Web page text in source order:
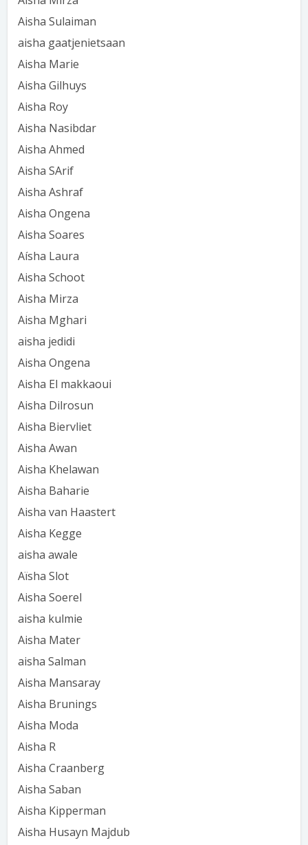
Aisha Sulaiman
aisha gaatjenietsaan
Aisha Marie
Aisha Gilhuys
Aisha Roy
Aisha Nasibdar
Aisha Ahmed
Aisha SArif
Aisha Ashraf
Aisha Ongena
Aisha Soares
Aísha Laura
Aisha Schoot
Aisha Mirza
Aisha Mghari
aisha jedidi
Aisha Ongena
Aisha El makkaoui
Aisha Dilrosun
Aisha Biervliet
Aisha Awan
Aisha Khelawan
Aisha Baharie
Aisha van Haastert
Aisha Kegge
aisha awale
Aïsha Slot
Aisha Soerel
aisha kulmie
Aisha Mater
aisha Salman
Aisha Mansaray
Aisha Brunings
Aisha Moda
Aisha R
Aisha Craanberg
Aisha Saban
Aisha Kipperman
Aisha Husayn Majdub